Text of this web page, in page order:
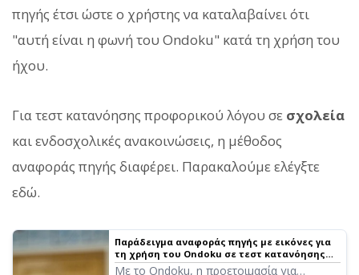
πηγής έτσι ώστε ο χρήστης να καταλαβαίνει ότι
"αυτή είναι η φωνή του Ondoku" κατά τη χρήση του
ήχου.
Για τεστ κατανόησης προφορικού λόγου σε σχολεία
και ενδοσχολικές ανακοινώσεις, η μέθοδος
αναφοράς πηγής διαφέρει. Παρακαλούμε ελέγξτε
εδώ.
Παράδειγμα αναφοράς πηγής με εικόνες για
τη χρήση του Ondoku σε τεστ κατανόησης
προφορικού λόγου σε εκπαιδευτικά
Με το Ondoku, η προετοιμασία για